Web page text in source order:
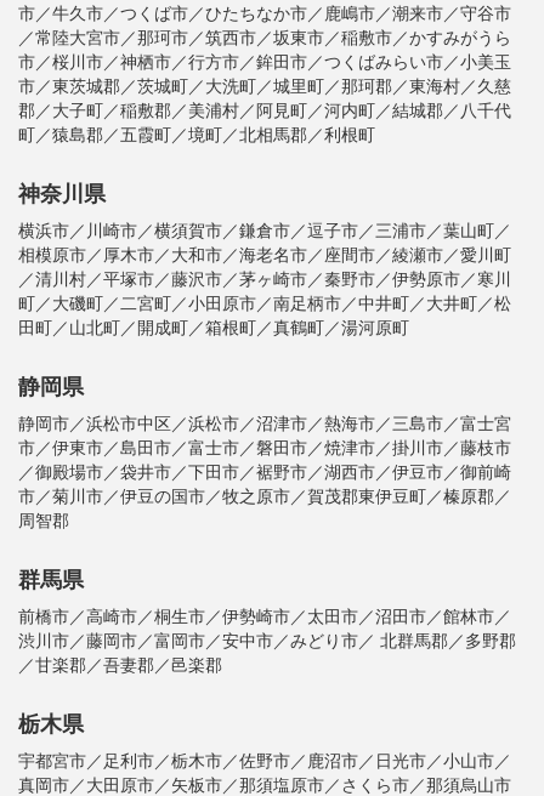
市／牛久市／つくば市／ひたちなか市／鹿嶋市／潮来市／守谷市
／常陸大宮市／那珂市／筑西市／坂東市／稲敷市／かすみがうら
市／桜川市／神栖市／行方市／鉾田市／つくばみらい市／小美玉
市／東茨城郡／茨城町／大洗町／城里町／那珂郡／東海村／久慈
郡／大子町／稲敷郡／美浦村／阿見町／河内町／結城郡／八千代
町／猿島郡／五霞町／境町／北相馬郡／利根町
神奈川県
横浜市／川崎市／横須賀市／鎌倉市／逗子市／三浦市／葉山町／
相模原市／厚木市／大和市／海老名市／座間市／綾瀬市／愛川町
／清川村／平塚市／藤沢市／茅ヶ崎市／秦野市／伊勢原市／寒川
町／大磯町／二宮町／小田原市／南足柄市／中井町／大井町／松
田町／山北町／開成町／箱根町／真鶴町／湯河原町
静岡県
静岡市／浜松市中区／浜松市／沼津市／熱海市／三島市／富士宮
市／伊東市／島田市／富士市／磐田市／焼津市／掛川市／藤枝市
／御殿場市／袋井市／下田市／裾野市／湖西市／伊豆市／御前崎
市／菊川市／伊豆の国市／牧之原市／賀茂郡東伊豆町／榛原郡／
周智郡
群馬県
前橋市／高崎市／桐生市／伊勢崎市／太田市／沼田市／館林市／
渋川市／藤岡市／富岡市／安中市／みどり市／ 北群馬郡／多野郡
／甘楽郡／吾妻郡／邑楽郡
栃木県
宇都宮市／足利市／栃木市／佐野市／鹿沼市／日光市／小山市／
真岡市／大田原市／矢板市／那須塩原市／さくら市／那須烏山市